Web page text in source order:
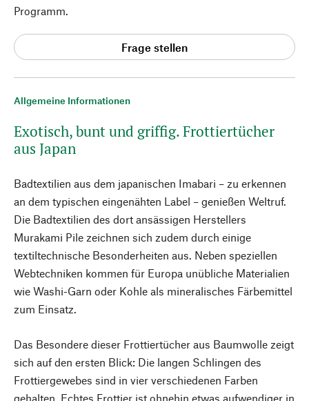
Allgemeine Informationen
Exotisch, bunt und griffig. Frottiertücher
aus Japan
Badtextilien aus dem japanischen Imabari – zu erkennen
an dem typischen eingenähten Label – genießen Weltruf.
Die Badtextilien des dort ansässigen Herstellers
Murakami Pile zeichnen sich zudem durch einige
textiltechnische Besonderheiten aus. Neben speziellen
Webtechniken kommen für Europa unübliche Materialien
wie Washi-Garn oder Kohle als mineralisches Färbemittel
zum Einsatz.
Das Besondere dieser Frottiertücher aus Baumwolle zeigt
sich auf den ersten Blick: Die langen Schlingen des
Frottiergewebes sind in vier verschiedenen Farben
gehalten. Echtes Frottier ist ohnehin etwas aufwendiger in
Programm.
Frage stellen